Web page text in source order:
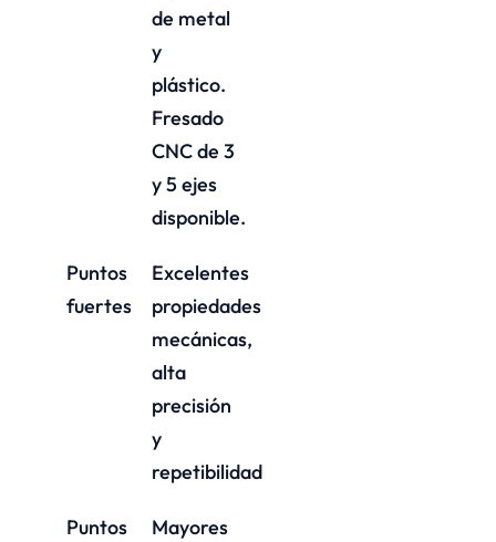
de metal
y
plástico.
Fresado
CNC de 3
y 5 ejes
disponible.
Puntos
fuertes
Excelentes
propiedades
mecánicas,
alta
precisión
y
repetibilidad
Puntos
Mayores